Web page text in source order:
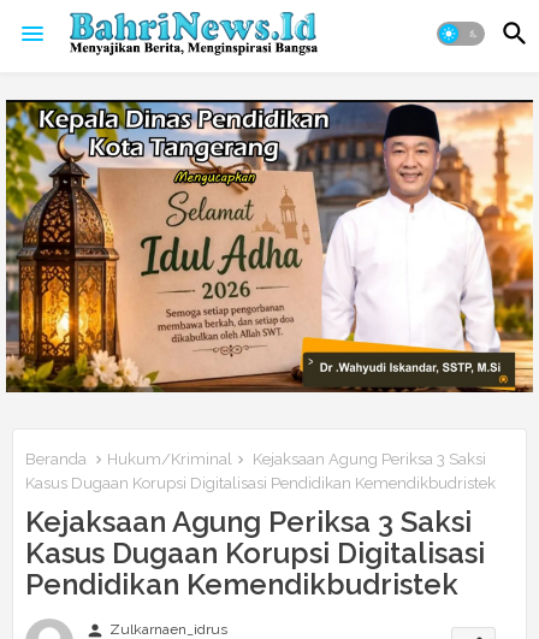
Beranda Hukum/Kriminal
Kejaksaan Agung Periksa 3 Saksi
Kasus Dugaan Korupsi Digitalisasi Pendidikan Kemendikbudristek
Kejaksaan Agung Periksa 3 Saksi
Kasus Dugaan Korupsi Digitalisasi
Pendidikan Kemendikbudristek
person Zulkarnaen_idrus